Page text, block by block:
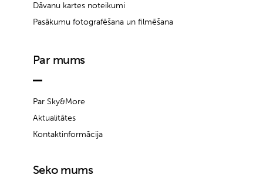
Dāvanu kartes noteikumi
Pasākumu fotografēšana un filmēšana
Par mums
Par Sky&More
Aktualitātes
Kontaktinformācija
Seko mums